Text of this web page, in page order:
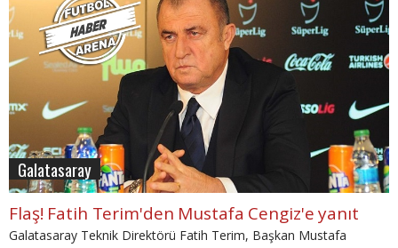
Galatasaray
Flaş! Fatih Terim'den Mustafa Cengiz'e yanıt
Galatasaray Teknik Direktörü Fatih Terim, Başkan Mustafa